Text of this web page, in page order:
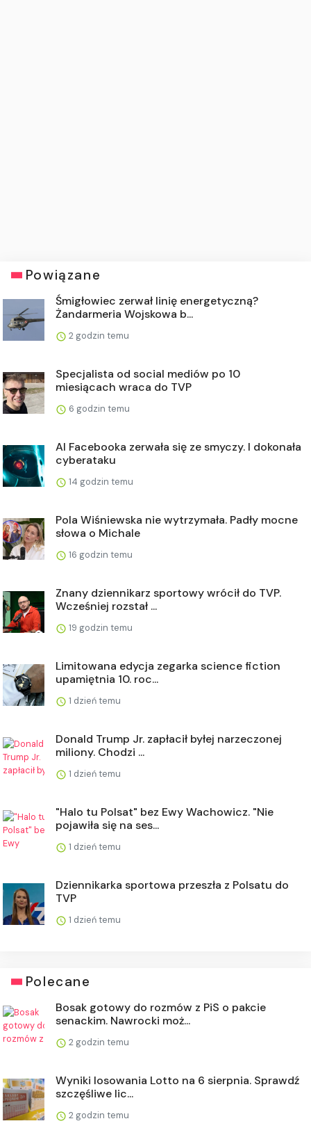
Powiązane
Śmigłowiec zerwał linię energetyczną?
Żandarmeria Wojskowa b...
2 godzin temu
Specjalista od social mediów po 10
miesiącach wraca do TVP
6 godzin temu
AI Facebooka zerwała się ze smyczy. I dokonała
cyberataku
14 godzin temu
Pola Wiśniewska nie wytrzymała. Padły mocne
słowa o Michale
16 godzin temu
Znany dziennikarz sportowy wrócił do TVP.
Wcześniej rozstał ...
19 godzin temu
Limitowana edycja zegarka science fiction
upamiętnia 10. roc...
1 dzień temu
Donald Trump Jr. zapłacił byłej narzeczonej
miliony. Chodzi ...
1 dzień temu
"Halo tu Polsat" bez Ewy Wachowicz. "Nie
pojawiła się na ses...
1 dzień temu
Dziennikarka sportowa przeszła z Polsatu do
TVP
1 dzień temu
Polecane
Bosak gotowy do rozmów z PiS o pakcie
senackim. Nawrocki moż...
2 godzin temu
Wyniki losowania Lotto na 6 sierpnia. Sprawdź
szczęśliwe lic...
2 godzin temu